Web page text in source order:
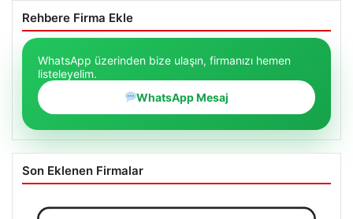
Rehbere Firma Ekle
WhatsApp üzerinden bize ulaşın, firmanızı hemen
listeleyelim.
WhatsApp Mesaj
Son Eklenen Firmalar